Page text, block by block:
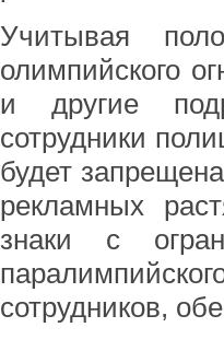
Учитывая
олимпийского
и другие
сотрудники
будет
рекламных
знаки с
сотрудников,